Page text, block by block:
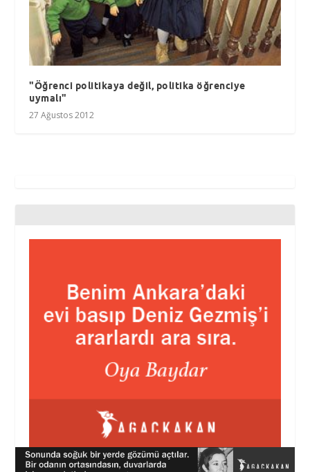
"Öğrenci politikaya değil, politika öğrenciye
uymalı"
27 Ağustos 2012